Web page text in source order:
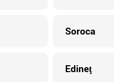
Soroca
Edineţ